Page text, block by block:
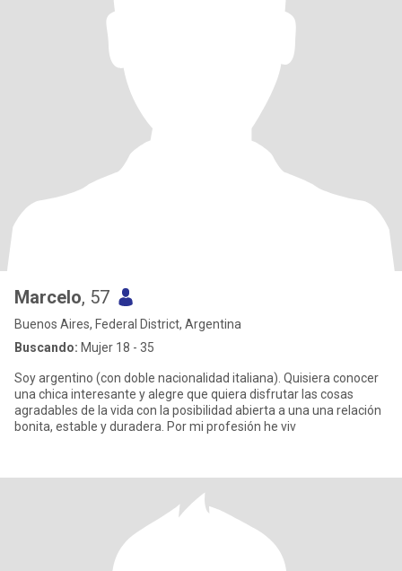
Marcelo, 57
Buenos Aires, Federal District, Argentina
Buscando: Mujer 18 - 35
Soy argentino (con doble nacionalidad italiana). Quisiera conocer
una chica interesante y alegre que quiera disfrutar las cosas
agradables de la vida con la posibilidad abierta a una una relación
bonita, estable y duradera. Por mi profesión he viv